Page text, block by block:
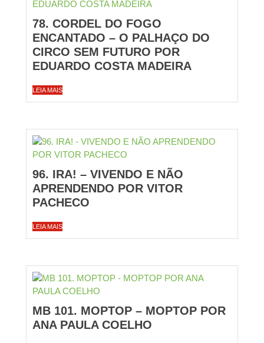
78. CORDEL DO FOGO
ENCANTADO – O PALHAÇO DO
CIRCO SEM FUTURO POR
EDUARDO COSTA MADEIRA
LEIA MAIS
96. IRA! – VIVENDO E NÃO
APRENDENDO POR VITOR
PACHECO
LEIA MAIS
MB 101. MOPTOP – MOPTOP POR
ANA PAULA COELHO